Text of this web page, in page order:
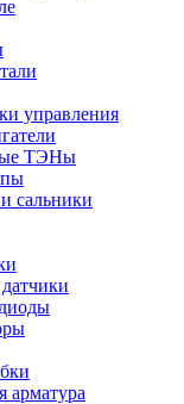
управления
ТЭНы
сальники
арматура